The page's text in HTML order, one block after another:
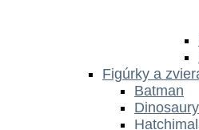
Figúrky a
Batman
Dinosaury